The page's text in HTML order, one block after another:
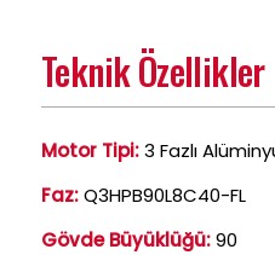
Teknik Özellikler
Motor Tipi:3 Fazlı
Faz:Q3HPB90L8C40-FL
Gövde Büyüklüğü:90